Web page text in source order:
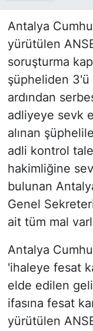
Antalya
yürütülen
soruşturma
şüpheliden
ardından
adliyeye sevk
alınan
adli kontrol
hakimliğine
bulunan
Genel
ait tüm mal
Antalya
'ihaleye fesat
elde edilen
ifasına fesat
yürütülen